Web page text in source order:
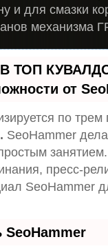
и для смазки
механизма
ТОП
от
по трем
SeoHammer
пресс-
SeoHammer
SeoHammer